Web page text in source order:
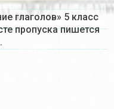
глаголов» 5 класс
пропуска пишется